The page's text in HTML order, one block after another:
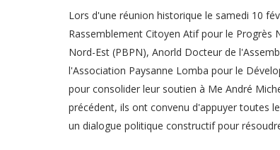
Lors d'une réunion historique le samedi 10
Rassemblement Citoyen Atif pour le Progrès
Nord-Est (PBPN), Anorld Docteur de
l'Association Paysanne Lomba pour le
pour consolider leur soutien à Me André
précédent, ils ont convenu d'appuyer toutes
un dialogue politique constructif pour